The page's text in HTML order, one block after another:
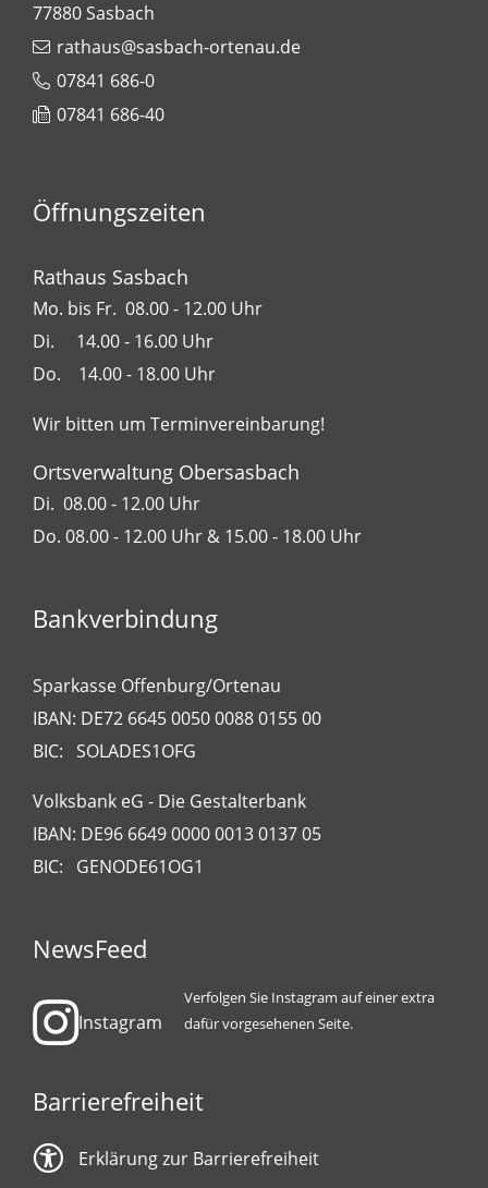
77880Sasbach
rathaus@sasbach-ortenau.de
07841 686-0
07841 686-40
Öffnungszeiten
Rathaus Sasbach
Mo. bis Fr. 08.00 - 12.00 Uhr
Di. 14.00 - 16.00 Uhr
Do. 14.00 - 18.00 Uhr
Wir bitten um Terminvereinbarung!
Ortsverwaltung Obersasbach
Di. 08.00 - 12.00 Uhr
Do. 08.00 - 12.00 Uhr & 15.00 - 18.00 Uhr
Bankverbindung
Sparkasse Offenburg/Ortenau
IBAN: DE72 6645 0050 0088 0155 00
BIC: SOLADES1OFG
Volksbank eG - Die Gestalterbank
IBAN: DE96 6649 0000 0013 0137 05
BIC: GENODE61OG1
NewsFeed
Instagram
Verfolgen Sie Instagram auf einer extra
dafür vorgesehenen Seite.
Barrierefreiheit
Erklärung zur Barrierefreiheit